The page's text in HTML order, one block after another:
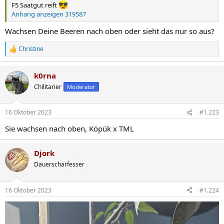
F5 Saatgut reift
Anhang anzeigen 319587
Wachsen Deine Beeren nach oben oder sieht das nur so aus?
R
e
k
t
i
e
:
Christine
k0rna
Chilitarier Moderator
16 Oktober 2023 #1.223
Sie wachsen nach oben, Köpük x TML
Djork
Dauerscharfesser
16 Oktober 2023 #1.224